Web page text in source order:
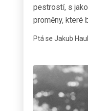
pestrostí, s
proměny, které
Ptá se Jakub